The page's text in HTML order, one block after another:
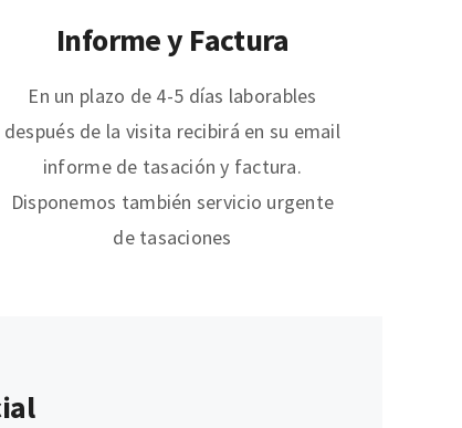
Informe y Factura
En un plazo de 4-5 días laborables
después de la visita recibirá en su email
informe de tasación y factura.
Disponemos también servicio urgente
de tasaciones